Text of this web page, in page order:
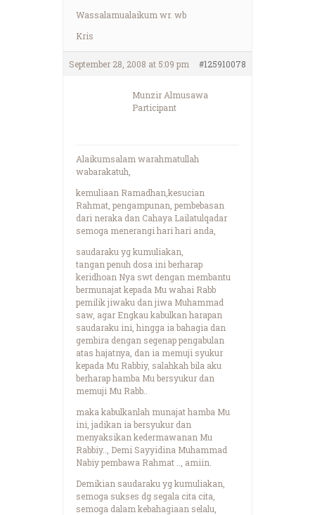
Wassalamualaikum wr. wb
Kris
September 28, 2008 at 5:09 pm #125910078
Munzir Almusawa
Participant
Alaikumsalam warahmatullah
wabarakatuh,
kemuliaan Ramadhan,kesucian
Rahmat, pengampunan, pembebasan
dari neraka dan Cahaya Lailatulqadar
semoga menerangi hari hari anda,
saudaraku yg kumuliakan,
tangan penuh dosa ini berharap
keridhoan Nya swt dengan membantu
bermunajat kepada Mu wahai Rabb
pemilik jiwaku dan jiwa Muhammad
saw, agar Engkau kabulkan harapan
saudaraku ini, hingga ia bahagia dan
gembira dengan segenap pengabulan
atas hajatnya, dan ia memuji syukur
kepada Mu Rabbiy, salahkah bila aku
berharap hamba Mu bersyukur dan
memuji Mu Rabb..
maka kabulkanlah munajat hamba Mu
ini, jadikan ia bersyukur dan
menyaksikan kedermawanan Mu
Rabbiy.., Demi Sayyidina Muhammad
Nabiy pembawa Rahmat .., amiin.
Demikian saudaraku yg kumuliakan,
semoga sukses dg segala cita cita,
semoga dalam kebahagiaan selalu,